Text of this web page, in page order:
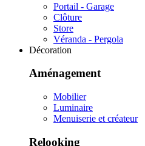
Portail - Garage
Clôture
Store
Véranda - Pergola
Décoration
Aménagement
Mobilier
Luminaire
Menuiserie et créateur
Relooking